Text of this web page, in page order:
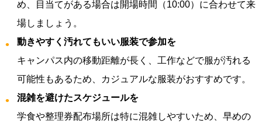
め、目当てがある場合は開場時間（10:00）に合わせて来
場しましょう。
動きやすく汚れてもいい服装で参加を
キャンパス内の移動距離が長く、工作などで服が汚れる
可能性もあるため、カジュアルな服装がおすすめです。
混雑を避けたスケジュールを
学食や整理券配布場所は特に混雑しやすいため、早めの